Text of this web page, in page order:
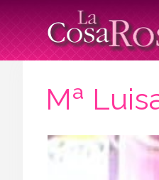
Mª